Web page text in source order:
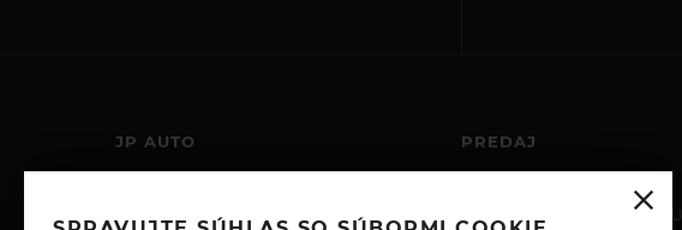
JP AUTO
DOLNÉ HONY 425/23
PREDAJ
PO – PIA: 8:00 - 17:00
SOBOTA: NA OBJEDNÁVKU